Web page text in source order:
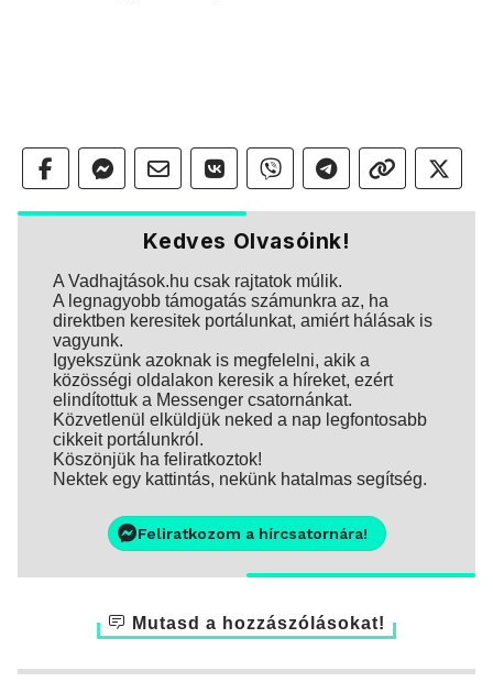
Kedves Olvasóink!
A Vadhajtások.hu csak rajtatok múlik.
A legnagyobb támogatás számunkra az, ha
direktben keresitek portálunkat, amiért hálásak is
vagyunk.
Igyekszünk azoknak is megfelelni, akik a
közösségi oldalakon keresik a híreket, ezért
elindítottuk a Messenger csatornánkat.
Közvetlenül elküldjük neked a nap legfontosabb
cikkeit portálunkról.
Köszönjük ha feliratkoztok!
Nektek egy kattintás, nekünk hatalmas segítség.
Feliratkozom a hírcsatornára!
Mutasd a hozzászólásokat!